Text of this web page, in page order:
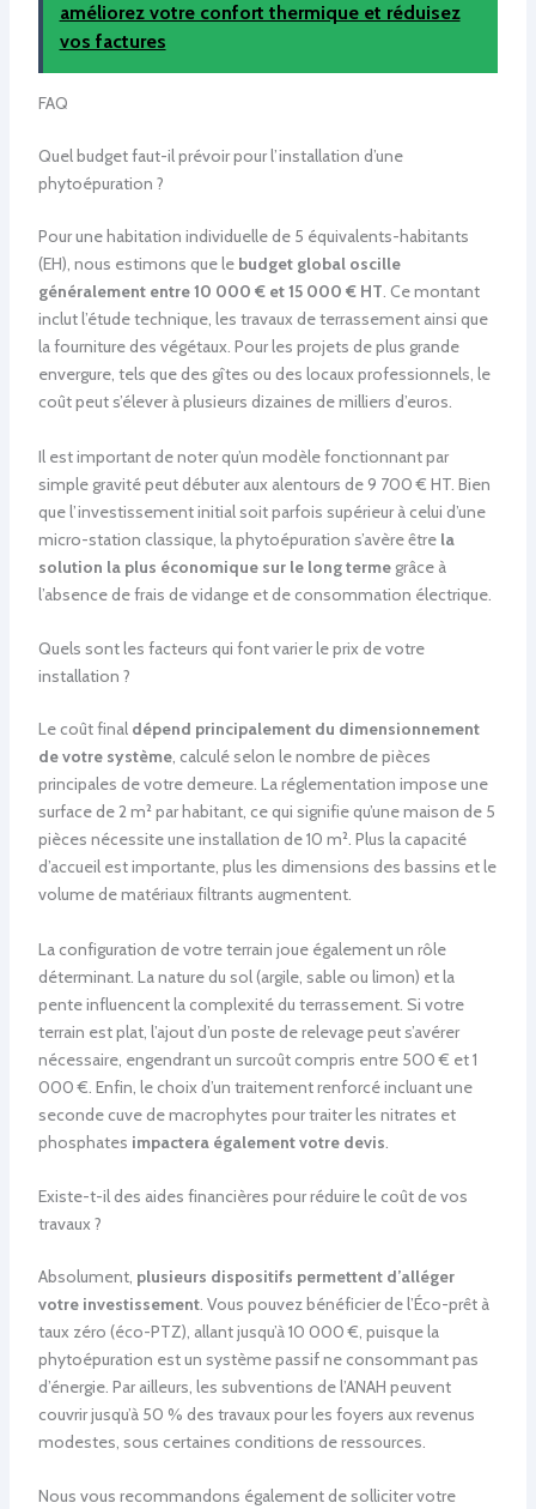
améliorez votre confort thermique et réduisez
vos factures
FAQ
Quel budget faut-il prévoir pour l’installation d’une
phytoépuration ?
Pour une habitation individuelle de 5 équivalents-habitants
(EH), nous estimons que le budget global oscille
généralement entre 10 000 € et 15 000 € HT. Ce montant
inclut l’étude technique, les travaux de terrassement ainsi que
la fourniture des végétaux. Pour les projets de plus grande
envergure, tels que des gîtes ou des locaux professionnels, le
coût peut s’élever à plusieurs dizaines de milliers d’euros.
Il est important de noter qu’un modèle fonctionnant par
simple gravité peut débuter aux alentours de 9 700 € HT. Bien
que l’investissement initial soit parfois supérieur à celui d’une
micro-station classique, la phytoépuration s’avère être la
solution la plus économique sur le long termegrâce à
l’absence de frais de vidange et de consommation électrique.
Quels sont les facteurs qui font varier le prix de votre
installation ?
Le coût final dépend principalement du dimensionnement
de votre système, calculé selon le nombre de pièces
principales de votre demeure. La réglementation impose une
surface de 2 m² par habitant, ce qui signifie qu’une maison de 5
pièces nécessite une installation de 10 m². Plus la capacité
d’accueil est importante, plus les dimensions des bassins et le
volume de matériaux filtrants augmentent.
La configuration de votre terrain joue également un rôle
déterminant. La nature du sol (argile, sable ou limon) et la
pente influencent la complexité du terrassement. Si votre
terrain est plat, l’ajout d’un poste de relevage peut s’avérer
nécessaire, engendrant un surcoût compris entre 500 € et 1
000 €. Enfin, le choix d’un traitement renforcé incluant une
seconde cuve de macrophytes pour traiter les nitrates et
phosphates impactera également votre devis
Existe-t-il des aides financières pour réduire le coût de vos
travaux ?
Absolument, plusieurs dispositifs permettent d’alléger
votre investissement. Vous pouvez bénéficier de l’Éco-prêt à
taux zéro (éco-PTZ), allant jusqu’à 10 000 €, puisque la
phytoépuration est un système passif ne consommant pas
d’énergie. Par ailleurs, les subventions de l’ANAH peuvent
couvrir jusqu’à 50 % des travaux pour les foyers aux revenus
modestes, sous certaines conditions de ressources.
Nous vous recommandons également de solliciter votre